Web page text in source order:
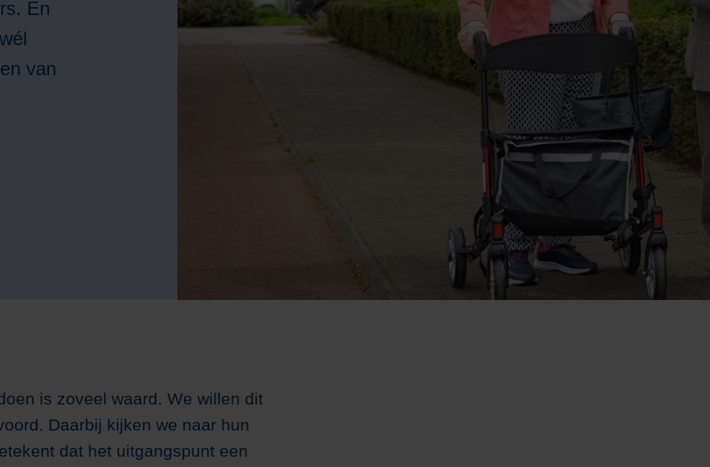
activiteiten
Over Avoord
Locaties
Vrijwilliger worden
En
van
is zoveel waard. We willen dit
Daarbij kijken we naar hun
dat het uitgangspunt een